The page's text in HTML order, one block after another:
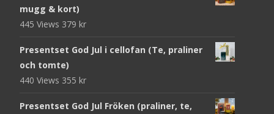
mugg & kort)
445 Views 379 kr
Presentset God Jul i cellofan (Te, praliner
och tomte)
440 Views 355 kr
Presentset God Jul Fröken (praliner, te,